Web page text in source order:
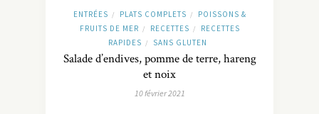
ENTRÉES / PLATS COMPLETS /
POISSONS &
FRUITS DE MER / RECETTES /
RECETTES
RAPIDES / SANS GLUTEN
Salade d’endives, pomme de terre, hareng
et noix
10 février 2021